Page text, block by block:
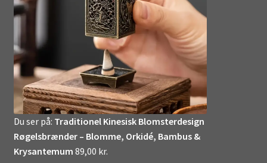
Du ser på: Traditionel Kinesisk Blomsterdesign
Røgelsbrænder – Blomme, Orkidé, Bambus &
Krysantemum 89,00 kr.